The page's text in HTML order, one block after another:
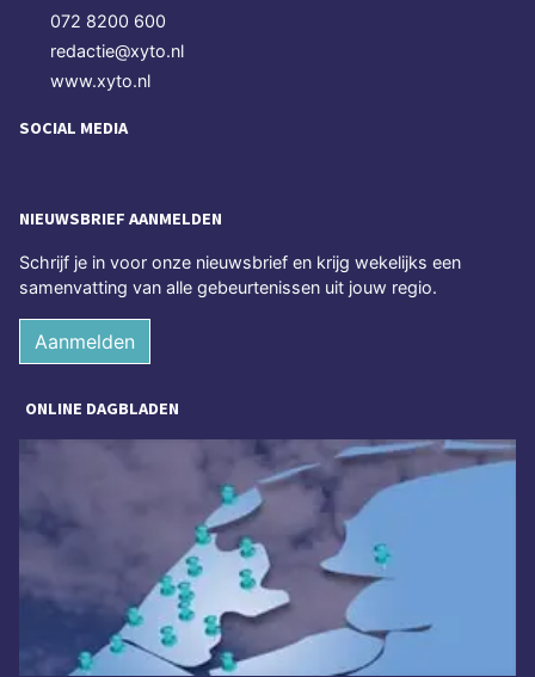
072 8200 600
redactie@xyto.nl
www.xyto.nl
SOCIAL MEDIA
NIEUWSBRIEF AANMELDEN
Schrijf je in voor onze nieuwsbrief en krijg wekelijks een
samenvatting van alle gebeurtenissen uit jouw regio.
Aanmelden
ONLINE DAGBLADEN